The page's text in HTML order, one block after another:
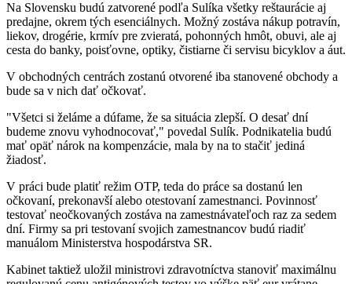
Na Slovensku budú zatvorené podľa Sulíka všetky reštaurácie aj
predajne, okrem tých esenciálnych. Možný zostáva nákup potravín,
liekov, drogérie, krmív pre zvieratá, pohonných hmôt, obuvi, ale aj
cesta do banky, poisťovne, optiky, čistiarne či servisu bicyklov a áut.
V obchodných centrách zostanú otvorené iba stanovené obchody a
bude sa v nich dať očkovať.
"Všetci si želáme a dúfame, že sa situácia zlepší. O desať dní
budeme znovu vyhodnocovať," povedal Sulík. Podnikatelia budú
mať opäť nárok na kompenzácie, mala by na to stačiť jediná
žiadosť.
V práci bude platiť režim OTP, teda do práce sa dostanú len
očkovaní, prekonavší alebo otestovaní zamestnanci. Povinnosť
testovať neočkovaných zostáva na zamestnávateľoch raz za sedem
dní. Firmy sa pri testovaní svojich zamestnancov budú riadiť
manuálom Ministerstva hospodárstva SR.
Kabinet taktiež uložil ministrovi zdravotníctva stanoviť maximálnu